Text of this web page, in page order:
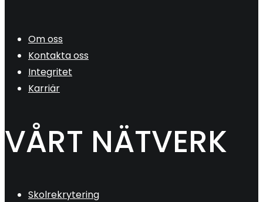
Om oss
Kontakta oss
Integritet
Karriär
VÅRT NÄTVERK
Skolrekrytering